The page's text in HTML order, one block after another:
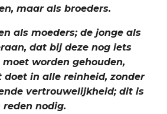
maar als broeders.
als moeders; de jonge als
dat bij deze nog iets
worden gehouden,
in alle reinheid, zonder
vertrouwelijkheid; dit is
nodig.